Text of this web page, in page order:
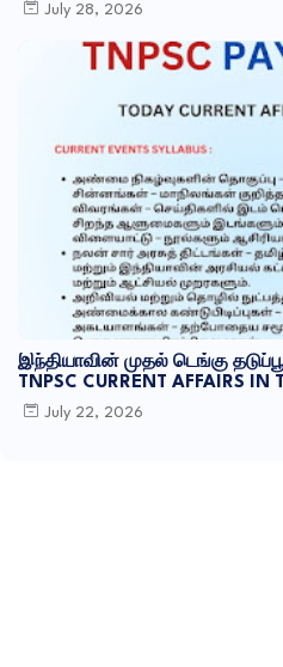
July 28, 2026
இந்தியாவின் முதல் டெங்கு
TNPSC CURRENT AFFAIRS IN
July 22, 2026